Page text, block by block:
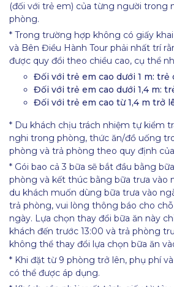
(đối với trẻ em) của từng người trong
phòng.
* Trong trường hợp không có giấy
và Bên Điều Hành Tour phải nhất trí
được quy đổi theo chiều cao, cụ thể
Đối với trẻ em cao dưới 1 m: trẻ
Đối với trẻ em cao dưới 1,4 m:
Đối với trẻ em cao từ 1,4 m trở
* Du khách chịu trách nhiệm tự kiểm
nghi trong phòng, thức ăn/đồ uống
phòng và trả phòng theo quy định
* Gói bao cả 3 bữa sẽ bắt đầu bằng
phòng và kết thúc bằng bữa trưa vào
du khách muốn dùng bữa trưa vào
trả phòng, vui lòng thông báo cho
ngày. Lựa chọn thay đổi bữa ăn này
khách đến trước 13:00 và trả phòng
không thể thay đổi lựa chọn bữa ăn
* Khi đặt từ 9 phòng trở lên, phụ phí
có thể được áp dụng.